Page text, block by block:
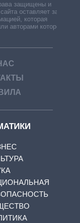
защищены и
оставляет за
которая
авторами которой